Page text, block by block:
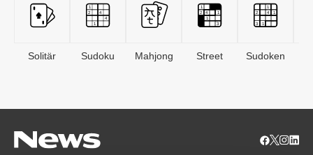
Solitär Sudoku Mahjong Street Sudoken